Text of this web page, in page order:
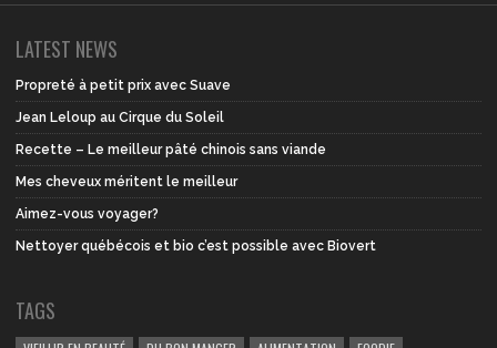
LATEST NEWS
Propreté à petit prix avec Suave
Jean Leloup au Cirque du Soleil
Recette – Le meilleur pâté chinois sans viande
Mes cheveux méritent le meilleur
Aimez-vous voyager?
Nettoyer québécois et bio c’est possible avec Biovert
TAGS